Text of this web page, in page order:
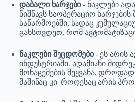
დაბალი ხარჯები- ნაკლები
ნიშნავს საოპერაციო
საწარმოებში, სადაც
გახსოვდეთ, რომ
ნაკლები შეცდომები- ეს არის
ინდუსტრიაში. ადამიანი
მონაცემების შეყვანა,
მაშინაც კი, როდესაც არის